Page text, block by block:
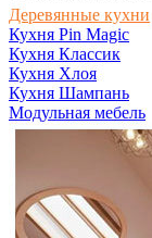
Деревянные кухни
Кухня Pin Magic
Кухня Классик
Кухня Хлоя
Кухня Шампань
Модульная мебель